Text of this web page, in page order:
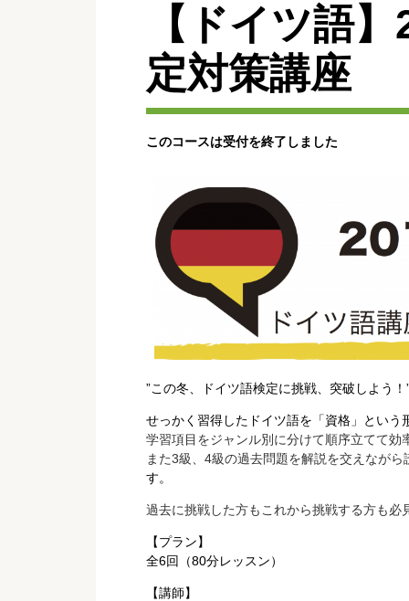
【ドイツ語
定対策講座
このコースは受付を終了しました
”この冬、ドイツ語検定に挑戦、突破しよう！
せっかく習得したドイツ語を「資格」という
学習項目をジャンル別に分けて順序立てて効
また3級、4級の過去問題を解説を交えながら
す。
過去に挑戦した方もこれから挑戦する方も
【プラン】
全6回（80分レッスン）
【講師】